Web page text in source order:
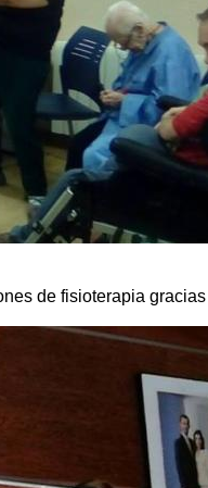
de fisioterapia